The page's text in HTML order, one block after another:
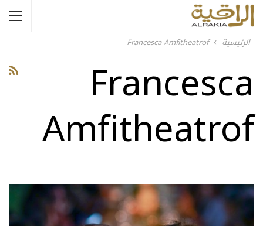
الرئيسية Francesca Amfitheatrof
Francesca
Amfitheatrof